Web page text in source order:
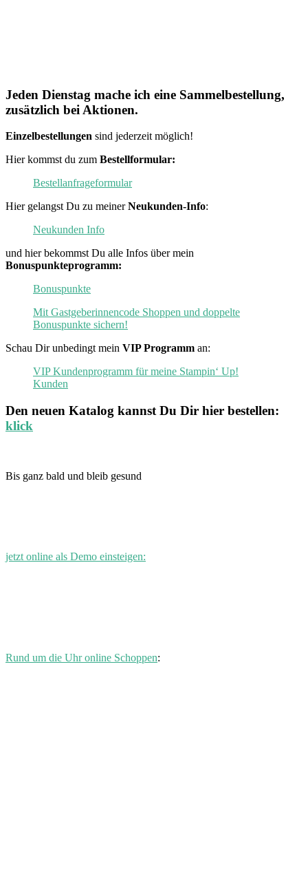
Jeden Dienstag mache ich eine Sammelbestellung,
zusätzlich bei Aktionen.
Einzelbestellungen sind jederzeit möglich!
Hier kommst du zum Bestellformular:
Bestellanfrageformular
Hier gelangst Du zu meinerNeukunden-Info:
Neukunden Info
und hier bekommst Du alle Infos über mein
Bonuspunkteprogramm:
Bonuspunkte
Mit Gastgeberinnencode Shoppen und doppelte
Bonuspunkte sichern!
Schau Dir unbedingt mein VIP Programm an:
VIP Kundenprogramm für meine Stampin‘ Up!
Kunden
Den neuen Katalog kannst Du Dir hier bestellen:
klick
Bis ganz bald und bleib gesund
jetzt online als Demo einsteigen:
Rund um die Uhr online Schoppen: